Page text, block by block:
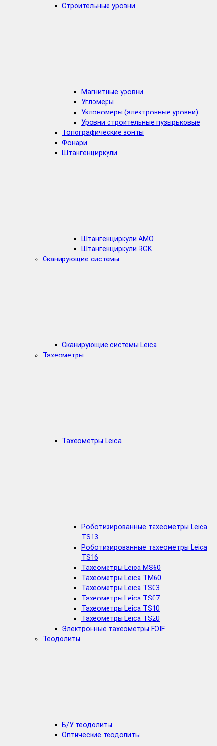
Строительные уровни
Магнитные уровни
Угломеры
Уклономеры (электронные уровни)
Уровни строительные пузырьковые
Топографические зонты
Фонари
Штангенциркули
Штангенциркули AMO
Штангенциркули RGK
Сканирующие системы
Сканирующие системы Leica
Тахеометры
Тахеометры Leica
Роботизированные тахеометры Leica
TS13
Роботизированные тахеометры Leica
TS16
Тахеометры Leica MS60
Тахеометры Leica TM60
Тахеометры Leica TS03
Тахеометры Leica TS07
Тахеометры Leica TS10
Тахеометры Leica TS20
Электронные тахеометры FOIF
Теодолиты
Б/У теодолиты
Оптические теодолиты